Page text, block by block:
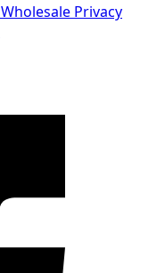
Wholesale Privacy